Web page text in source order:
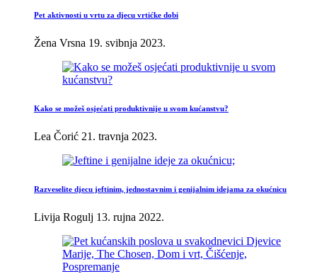
Pet aktivnosti u vrtu za djecu vrtićke dobi
Žena Vrsna 19. svibnja 2023.
Kako se možeš osjećati produktivnije u svom kućanstvu?
Lea Čorić 21. travnja 2023.
Razveselite djecu jeftinim, jednostavnim i genijalnim idejama za okućnicu
Livija Rogulj 13. rujna 2022.